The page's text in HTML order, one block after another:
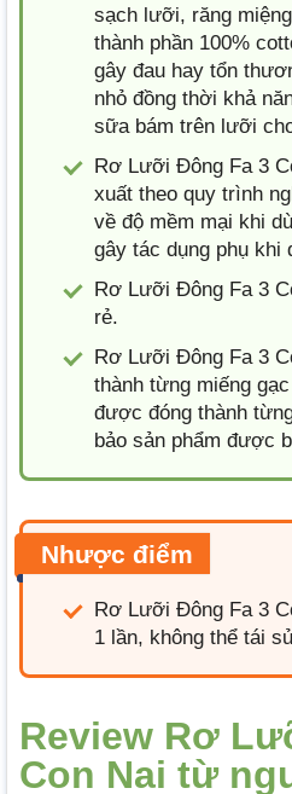
sạch lưỡi, răng
thành phần 100%
gây đau hay tổn
nhỏ đồng thời khả
sữa bám trên lưỡi
Rơ Lưỡi Đông Fa 3
xuất theo quy trình
về độ mềm mại khi
gây tác dụng phụ khi
Rơ Lưỡi Đông Fa 3
rẻ.
Rơ Lưỡi Đông Fa 3
thành từng miếng
được đóng thành
bảo sản phẩm được
Nhược điểm
Rơ Lưỡi Đông Fa 3
1 lần, không thể tái
Review Rơ
Con Nai từ